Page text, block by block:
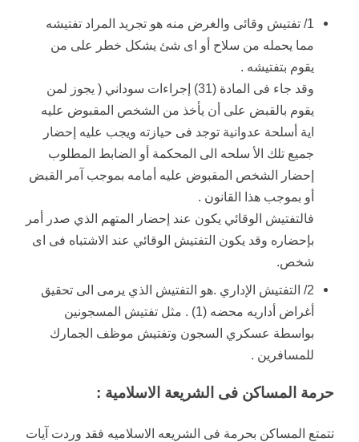
1/ تفتيش وقائى والغرض منه هو تجريد المراد تفتيشه
مما يحمله من سلاح أو اى شئ يشكل خطر على من
يقوم بتفتيشه .
وقد جاء فى المادة (31) إجراءات سوداني ( يجوز لمن
يقوم بالقبض على أن يأخذ من الشخص المقبوض عليه
اية أسلحة عدوانية توجد فى حيازته ويجب عليه إحضار
جميع تلك الأ سلحه الى المحكمة أو الضابط المطلوب
إحضار الشخص المقبوض عليه أمامه بموجب آمر القبض
أو بموجب هذا القانون .
فالتفتيش الوقائي يكون عند إحضار المتهم الذي صدر أمر
بإحضاره وقد يكون التفتيش الوقائي عند الاشتباه فى اى
شخص.
2/ التفتيش الإداري .هو التفتيش الذي يرمى الى تحقيق
أغراض أداريه محضه (1) . مثل تفتيش المسجونين
بواسطة عسكري السجون وتفتيش موظف الجمارك
للمسافرين .
حرمة المساكن فى الشريعة الاسلامية :
تتمتع المساكن بحرمة فى الشريعه الاسلاميه فقد وردت آيات